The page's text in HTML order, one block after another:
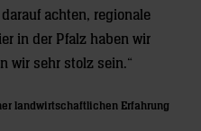
achten, regionale
in der Pfalz haben wir
wir sehr stolz sein.“
landwirtschaftlichen Erfahrung